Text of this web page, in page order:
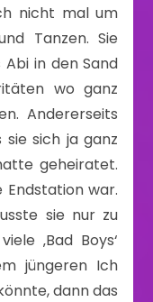
nicht mal um
Tanzen. Sie
in den Sand
wo ganz
Andererseits
sich ja ganz
geheiratet.
Endstation war.
sie nur zu
‚Bad Boys‘
jüngeren Ich
dann das